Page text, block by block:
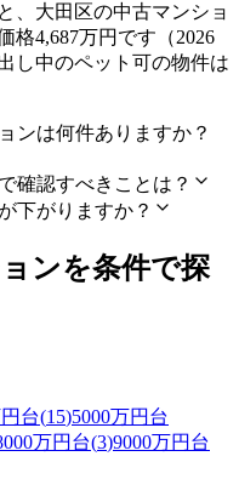
、大田区の中古マンショ
格4,687万円です（2026
し中のペット可の物件は
ンは何件ありますか？
確認すべきことは？
下がりますか？
ンを条件で探
台(15)5000万円台
万円台(3)9000万円台